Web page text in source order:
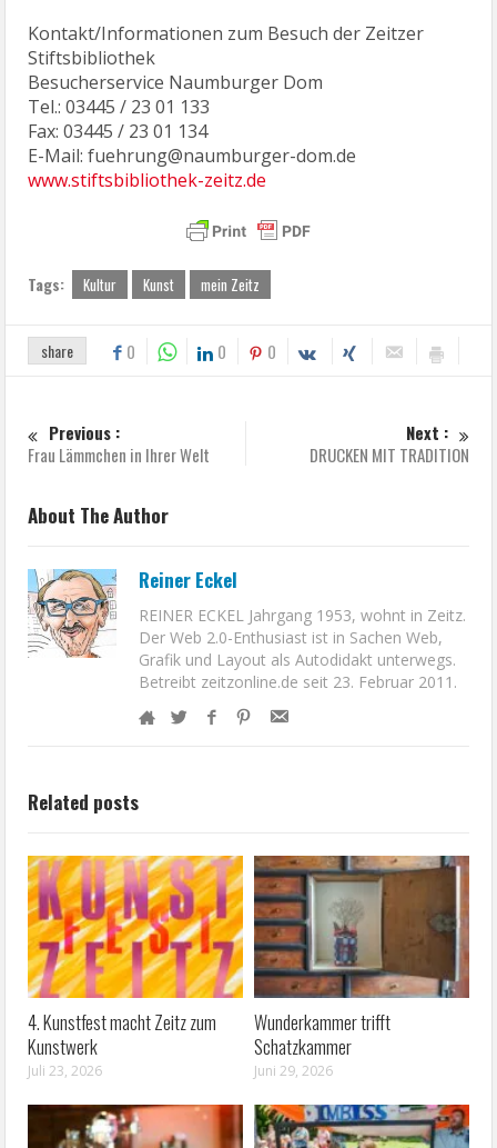
Kontakt/Informationen zum Besuch der Zeitzer
Stiftsbibliothek
Besucherservice Naumburger Dom
Tel.: 03445 / 23 01 133
Fax: 03445 / 23 01 134
E-Mail: fuehrung@naumburger-dom.de
www.stiftsbibliothek-zeitz.de
Tags: Kultur Kunst mein Zeitz
share 0 0 0
Previous :
Frau Lämmchen in Ihrer Welt
Next :
DRUCKEN MIT TRADITION
About The Author
Reiner Eckel
REINER ECKEL Jahrgang 1953, wohnt in Zeitz.
Der Web 2.0-Enthusiast ist in Sachen Web,
Grafik und Layout als Autodidakt unterwegs.
Betreibt zeitzonline.de seit 23. Februar 2011.
Related posts
4. Kunstfest macht Zeitz zum
Kunstwerk
Juli 23, 2026
Wunderkammer trifft
Schatzkammer
Juni 29, 2026